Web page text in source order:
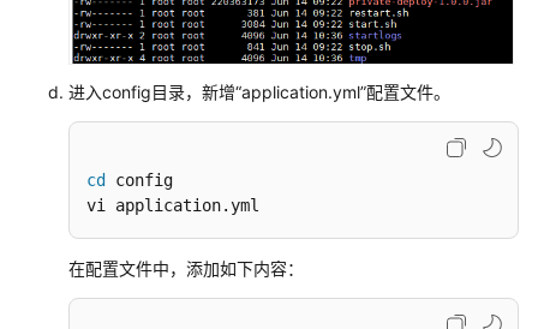
品
进入config目录，新增“application.yml”配置文件。
cd
config
vi application.yml
在配置文件中，添加如下内容：